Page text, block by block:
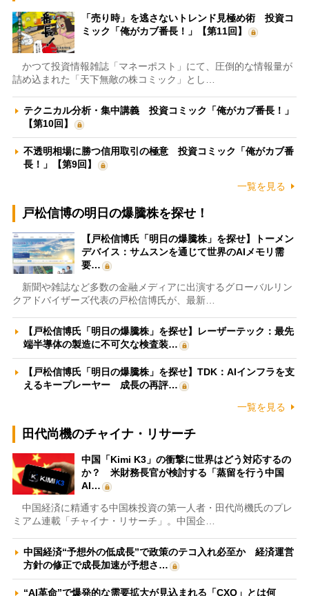
「売り時」を逃さないトレンド見極め術 投資コ
ミック「俺がカブ番長！」【第11回】
かつて投資情報雑誌「マネーポスト」にて、圧倒的な情報量が
詰め込まれた「天下無敵の株コミック」とし…
テクニカル分析・集中講義 投資コミック「俺がカブ番長！」
【第10回】
不透明相場に勝つ信用取引の極意 投資コミック「俺がカブ番
長！」【第9回】
一覧を見る
戸松信博の明日の爆騰株を探せ！
【戸松信博氏「明日の爆騰株」を探せ】トーメン
デバイス：サムスンを通じて世界のAIメモリ需
要…
新聞や雑誌など多数の金融メディアに出演するグローバルリン
クアドバイザーズ代表の戸松信博氏が、最新…
【戸松信博氏「明日の爆騰株」を探せ】レーザーテック：最先
端半導体の製造に不可欠な検査装…
【戸松信博氏「明日の爆騰株」を探せ】TDK：AIインフラを支
えるキープレーヤー 成長の再評…
一覧を見る
田代尚機のチャイナ・リサーチ
中国「Kimi K3」の衝撃に世界はどう対応するの
か？ 米財務長官が検討する「蒸留を行う中国
AI…
中国経済に精通する中国株投資の第一人者・田代尚機氏のプレ
ミアム連載「チャイナ・リサーチ」。中国企…
中国経済“予想外の低成長”で政策のテコ入れ必至か 経済運営
方針の修正で成長加速が予想さ…
“AI革命”で爆発的な需要拡大が見込まれる「CXO」とは何